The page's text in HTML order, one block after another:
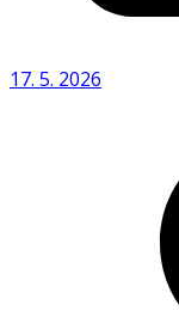
17. 5. 2026